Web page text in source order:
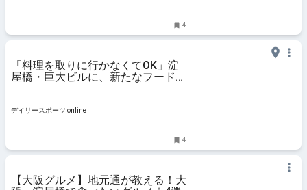
4
「料理を取りに行かなくてOK」淀
屋橋・巨大ビルに、新たなフードホ
デイリースポーツ online
4
【大阪グルメ】地元通が教える！大